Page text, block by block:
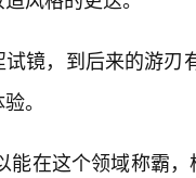
试镜，到后来的游
。
能在这个领域称霸